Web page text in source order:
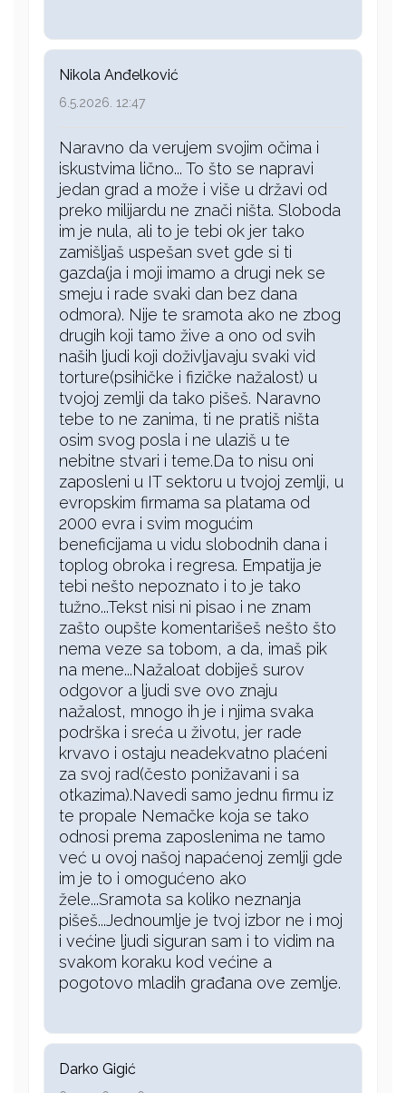
Nikola Anđelković
6.5.2026. 12:47
Naravno da verujem svojim očima i
iskustvima lično... To što se napravi
jedan grad a može i više u državi od
preko milijardu ne znači ništa. Sloboda
im je nula, ali to je tebi ok jer tako
zamišljaš uspešan svet gde si ti
gazda(ja i moji imamo a drugi nek se
smeju i rade svaki dan bez dana
odmora). Nije te sramota ako ne zbog
drugih koji tamo žive a ono od svih
naših ljudi koji doživljavaju svaki vid
torture(psihičke i fizičke nažalost) u
tvojoj zemlji da tako pišeš. Naravno
tebe to ne zanima, ti ne pratiš ništa
osim svog posla i ne ulaziš u te
nebitne stvari i teme.Da to nisu oni
zaposleni u IT sektoru u tvojoj zemlji, u
evropskim firmama sa platama od
2000 evra i svim mogućim
beneficijama u vidu slobodnih dana i
toplog obroka i regresa. Empatija je
tebi nešto nepoznato i to je tako
tužno...Tekst nisi ni pisao i ne znam
zašto oupšte komentarišeš nešto što
nema veze sa tobom, a da, imaš pik
na mene...Nažaloat dobiješ surov
odgovor a ljudi sve ovo znaju
nažalost, mnogo ih je i njima svaka
podrška i sreća u životu, jer rade
krvavo i ostaju neadekvatno plaćeni
za svoj rad(često ponižavani i sa
otkazima).Navedi samo jednu firmu iz
te propale Nemačke koja se tako
odnosi prema zaposlenima ne tamo
već u ovoj našoj napaćenoj zemlji gde
im je to i omogućeno ako
žele...Sramota sa koliko neznanja
pišeš...Jednoumlje je tvoj izbor ne i moj
i većine ljudi siguran sam i to vidim na
svakom koraku kod većine a
pogotovo mladih građana ove zemlje.
Darko Gigić